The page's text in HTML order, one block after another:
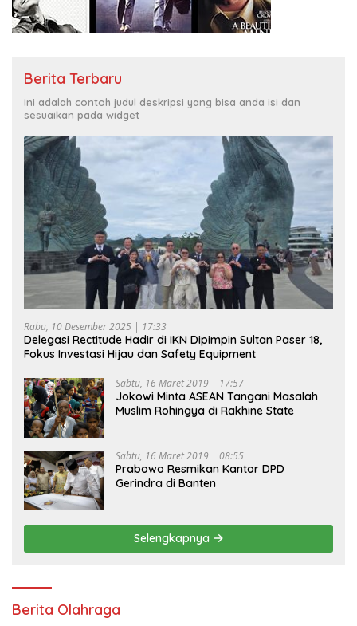
Berita Terbaru
Ini adalah contoh judul deskripsi yang bisa anda isi dan
sesuaikan pada widget
Rabu, 10 Desember 2025 | 17:33
Delegasi Rectitude Hadir di IKN Dipimpin Sultan Paser 18,
Fokus Investasi Hijau dan Safety Equipment
Sabtu, 16 Maret 2019 | 17:57
Jokowi Minta ASEAN Tangani Masalah
Muslim Rohingya di Rakhine State
Sabtu, 16 Maret 2019 | 08:55
Prabowo Resmikan Kantor DPD
Gerindra di Banten
Selengkapnya
Berita Olahraga